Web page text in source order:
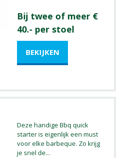
Bij twee of meer €
40.- per stoel
Deze handige Bbq quick
starter is eigenlijk een must
voor elke barbeque. Zo krijg
je snel de...